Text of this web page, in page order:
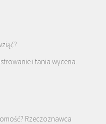
i tania wycena.
Rzeczoznawca